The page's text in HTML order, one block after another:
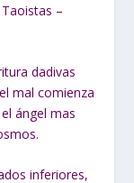
–
dadivas
mal comienza
ángel mas
inferiores,